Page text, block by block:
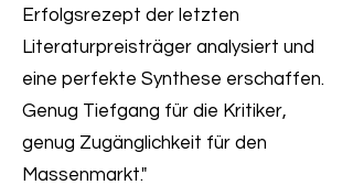
Erfolgsrezept der letzten
Literaturpreisträger analysiert und
eine perfekte Synthese erschaffen.
Genug Tiefgang für die Kritiker,
genug Zugänglichkeit für den
Massenmarkt."